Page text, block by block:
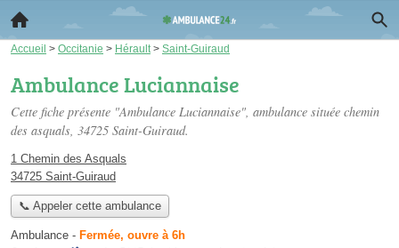
Accueil > Occitanie > Hérault > Saint-Guiraud
Ambulance Luciannaise
Cette fiche présente "Ambulance Luciannaise", ambulance située chemin
des asquals, 34725 Saint-Guiraud.
1 Chemin des Asquals
34725 Saint-Guiraud
📞 Appeler cette ambulance
Ambulance - Fermée, ouvre à 6h